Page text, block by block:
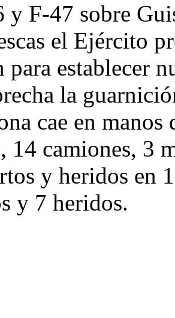
y F-47 sobre
el Ejército
para establecer
la
cae en
14 camiones, 3
y heridos en
y 7 heridos.